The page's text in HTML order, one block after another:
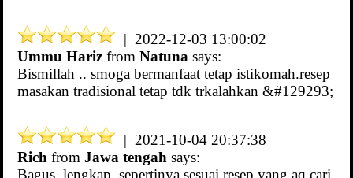
| 2022-12-03 13:00:02
Ummu Hariz from Natuna says:
Bismillah .. smoga bermanfaat tetap istikomah.resep
masakan tradisional tetap tdk trkalahkan &#129293;
| 2021-10-04 20:37:38
Rich from Jawa tengah says: